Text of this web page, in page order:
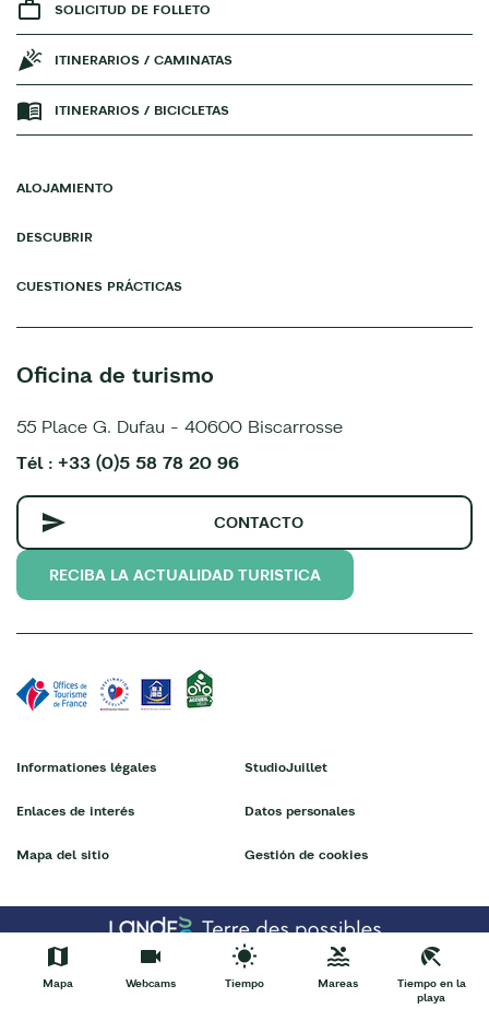
SOLICITUD DE FOLLETO
ITINERARIOS / CAMINATAS
ITINERARIOS / BICICLETAS
ALOJAMIENTO
DESCUBRIR
CUESTIONES PRÁCTICAS
Oficina de turismo
55 Place G. Dufau - 40600 Biscarrosse
Tél : +33 (0)5 58 78 20 96
CONTACTO
RECIBA LA ACTUALIDAD TURISTICA
Informationes légales
Enlaces de interés
Mapa del sitio
StudioJuillet
Datos personales
Gestión de cookies
Mapa Webcams Tiempo Mareas
Tiempo en la
playa